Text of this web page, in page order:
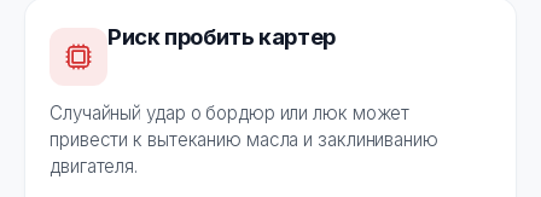
Риск пробить картер
Случайный удар о бордюр или люк может
привести к вытеканию масла и заклиниванию
двигателя.